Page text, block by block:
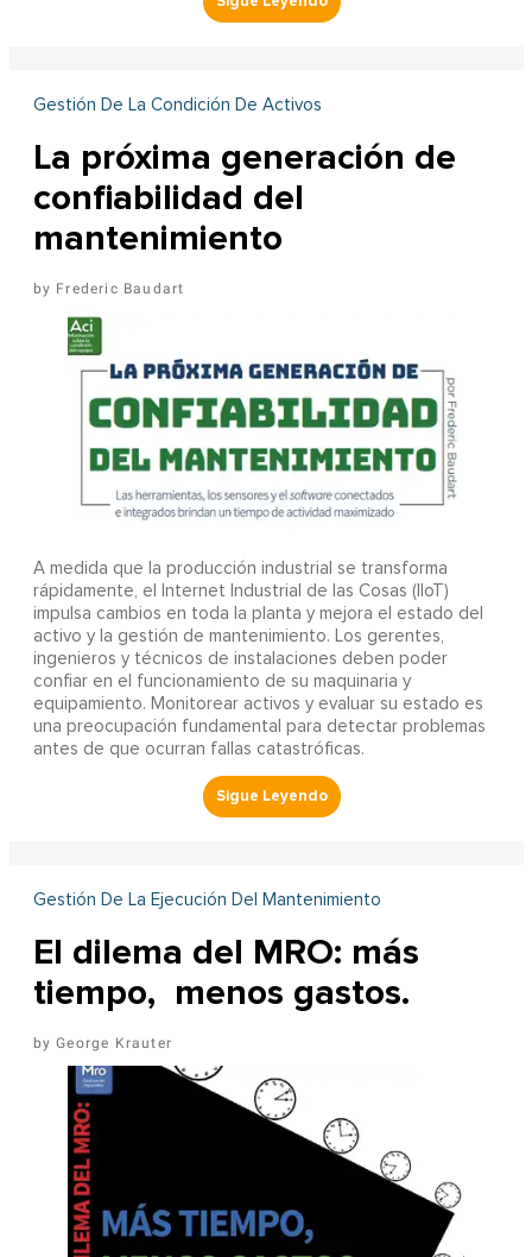
Gestión De La Condición De Activos
La próxima generación de
confiabilidad del
mantenimiento
Frederic Baudart
A medida que la producción industrial se transforma
rápidamente, el Internet Industrial de las Cosas (IIoT)
impulsa cambios en toda la planta y mejora el estado del
activo y la gestión de mantenimiento. Los gerentes,
ingenieros y técnicos de instalaciones deben poder
confiar en el funcionamiento de su maquinaria y
equipamiento. Monitorear activos y evaluar su estado es
una preocupación fundamental para detectar problemas
antes de que ocurran fallas catastróficas.
Gestión De La Ejecución Del Mantenimiento
El dilema del MRO: más
tiempo, menos gastos.
George Krauter